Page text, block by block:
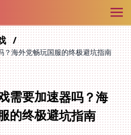
？海外党畅玩国服的终极避坑指南
需要加速器吗？海
的终极避坑指南